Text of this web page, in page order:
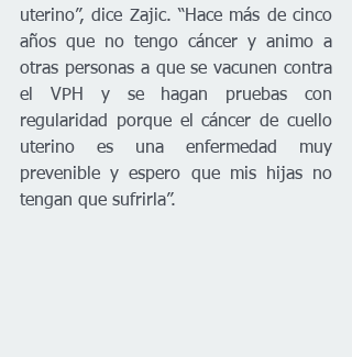
uterino”, dice Zajic. “Hace más de cinco
años que no tengo cáncer y animo a
otras personas a que se vacunen contra
el VPH y se hagan pruebas con
regularidad porque el cáncer de cuello
uterino es una enfermedad muy
prevenible y espero que mis hijas no
tengan que sufrirla”.